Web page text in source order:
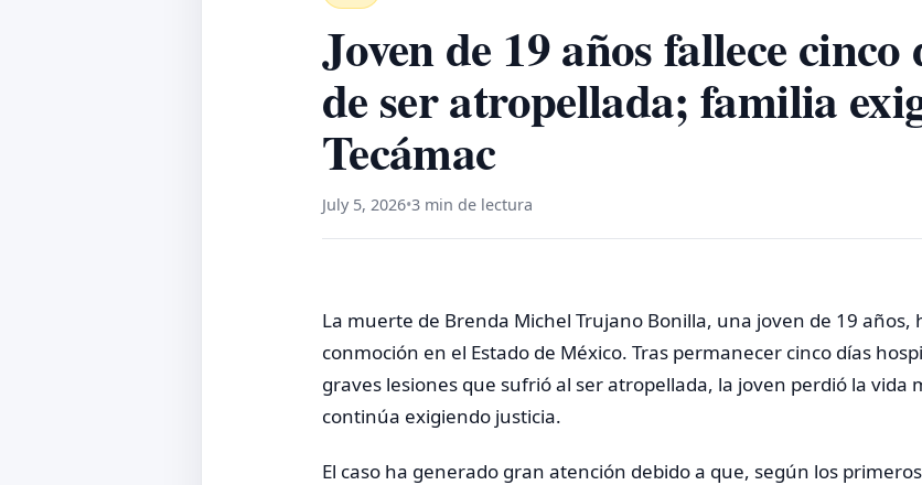
Joven de 19 años fallece cinco
de ser atropellada; familia
Tecámac
July 5, 2026•3 min de lectura
La muerte de Brenda Michel Trujano Bonilla, una joven de 19 años,
conmoción en el Estado de México. Tras permanecer cinco días
graves lesiones que sufrió al ser atropellada, la joven perdió la vida
continúa exigiendo justicia.
El caso ha generado gran atención debido a que, según los